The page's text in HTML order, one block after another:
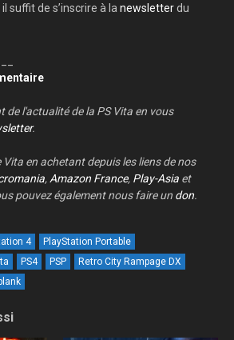
suffit de s’inscrire à la newsletterdu
de l'actualité de la PS Vita en vous
.
Vita en achetant depuis les liens de nos
,Amazon France, Play-Asia et
pouvez également nous faire un don.
4
PlayStation Portable
PS4 PSP
Retro City Rampage DX